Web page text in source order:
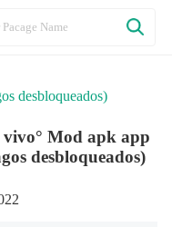
desbloqueados)
vivo° Mod apk app
desbloqueados)